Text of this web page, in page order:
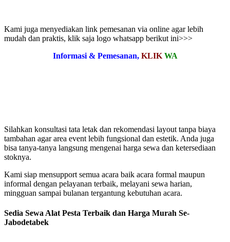
Kami juga menyediakan link pemesanan via online agar lebih
mudah dan praktis, klik saja logo whatsapp berikut ini>>>
Informasi & Pemesanan, KLIK WA
Silahkan konsultasi tata letak dan rekomendasi layout tanpa biaya
tambahan agar area event lebih fungsional dan estetik. Anda juga
bisa tanya-tanya langsung mengenai harga sewa dan ketersediaan
stoknya.
Kami siap mensupport semua acara baik acara formal maupun
informal dengan pelayanan terbaik, melayani sewa harian,
mingguan sampai bulanan tergantung kebutuhan acara.
Sedia Sewa Alat Pesta Terbaik dan Harga Murah Se-
Jabodetabek